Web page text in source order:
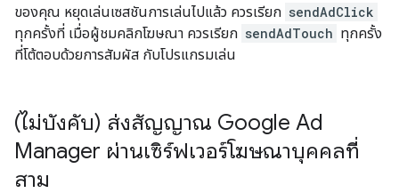
ของคุณ หยุดเล่นเซสชันการเล่นไปแล้ว ควรเรียก sendAdClick
ทุกครั้งที่ เมื่อผู้ชมคลิกโฆษณา ควรเรียก sendAdTouch ทุกครั้ง
ที่โต้ตอบด้วยการสัมผัส กับโปรแกรมเล่น
(ไม่บังคับ) ส่งสัญญาณ Google Ad
Manager ผ่านเซิร์ฟเวอร์โฆษณาบุคคลที่
สาม